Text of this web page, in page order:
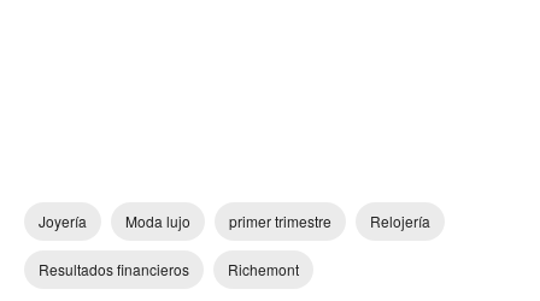
Joyería Moda lujo primer trimestre Relojería
Resultados financieros Richemont